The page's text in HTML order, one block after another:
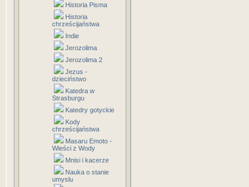
Historia Pisma
Historia
chrześcijaństwa
Indie
Jerozolima
Jerozolima 2
Jezus -
dzieciństwo
Katedra w
Strasburgu
Katedry gotyckie
Kody
chrześcijaństwa
Masaru Emoto -
Wieści z Wody
Mnisi i kacerze
Nauka o stanie
umyslu